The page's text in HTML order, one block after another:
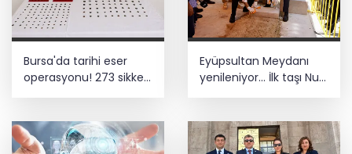
Bursa'da tarihi eser
operasyonu! 273 sikke
Eyüpsultan Meydanı
yenileniyor... İlk taşı Nuri